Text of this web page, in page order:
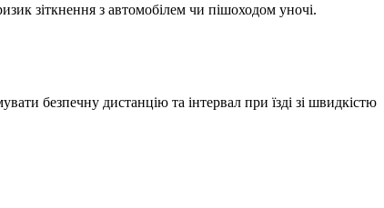
зіткнення з автомобілем чи пішоходом уночі.
безпечну дистанцію та інтервал при їзді зі швидкістю